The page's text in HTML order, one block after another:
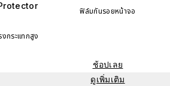
กระแทกสูง
ฟิล์มกันรอยหน้าจอ
ช้อปเลย
ดูเพิ่มเติม